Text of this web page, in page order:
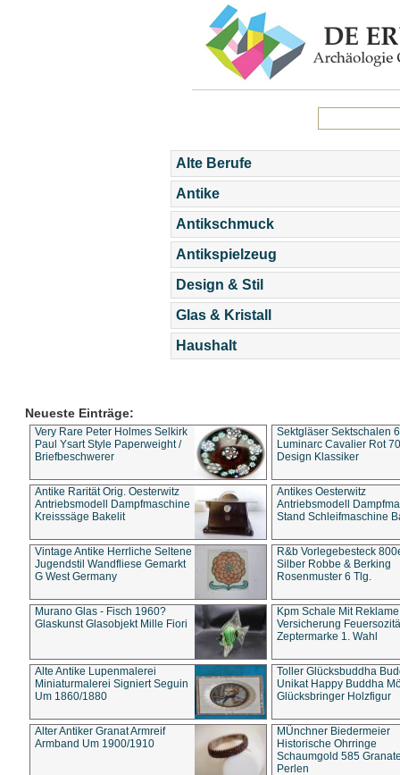
Alte Berufe
Antike
Antikschmuck
Antikspielzeug
Design & Stil
Glas & Kristall
Haushalt
Neueste Einträge:
Very Rare Peter Holmes Selkirk
Paul Ysart Style Paperweight /
Briefbeschwerer
Sektgläser Sektschalen
Luminarc Cavalier Rot
Design Klassiker
Antike Rarität Orig. Oesterwitz
Antriebsmodell Dampfmaschine
Kreisssäge Bakelit
Antikes Oesterwitz
Antriebsmodell
Stand Schleifmaschine
Vintage Antike Herrliche Seltene
Jugendstil Wandfliese Gemarkt
G West Germany
R&b Vorlegebesteck
Silber Robbe & Berking
Rosenmuster 6 Tlg.
Murano Glas - Fisch 1960?
Glaskunst Glasobjekt Mille Fiori
Kpm Schale Mit Reklame
Versicherung
Zeptermarke 1. Wahl
Alte Antike Lupenmalerei
Miniaturmalerei Signiert Seguin
Um 1860/1880
Toller Glücksbuddha
Unikat Happy Buddha
Glücksbringer Holzfigur
Alter Antiker Granat Armreif
Armband Um 1900/1910
MÜnchner Biedermeier
Historische Ohrringe
Schaumgold 585
Perlen